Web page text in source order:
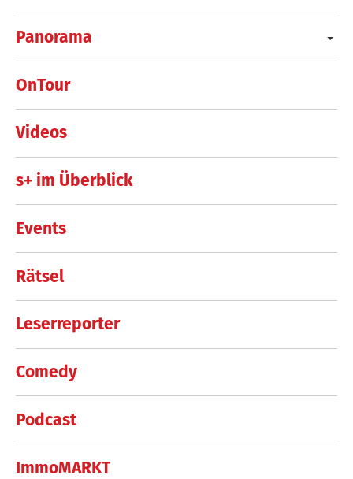
Panorama
OnTour
Videos
s+ im Überblick
Events
Rätsel
Leserreporter
Comedy
Podcast
ImmoMARKT